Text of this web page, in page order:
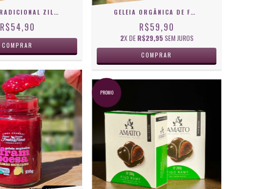
COPA TRADICIONAL ZILIO
R$54,90
GELEIA ORGÂNICA DE FRAMBOESA COM LIMÃO SICILIANO
R$59,90
2X DER$29,95 SEM JUROS
PROMO